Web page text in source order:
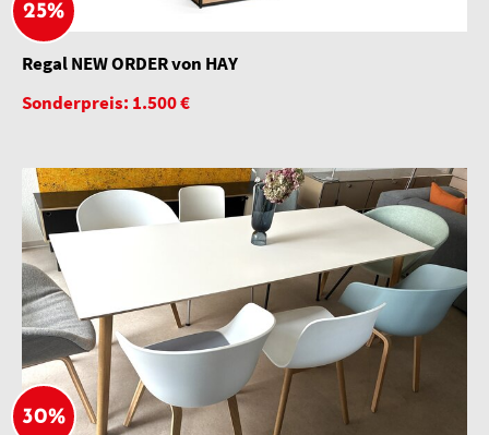
25%
Regal NEW ORDER von HAY
Sonderpreis: 1.500 €
30%